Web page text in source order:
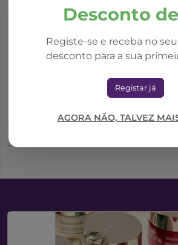
Desconto
Registe-se e receba no
desconto para a sua
Registar já
AGORA NÃO, TALVEZ
Rebuçados C/Recheio